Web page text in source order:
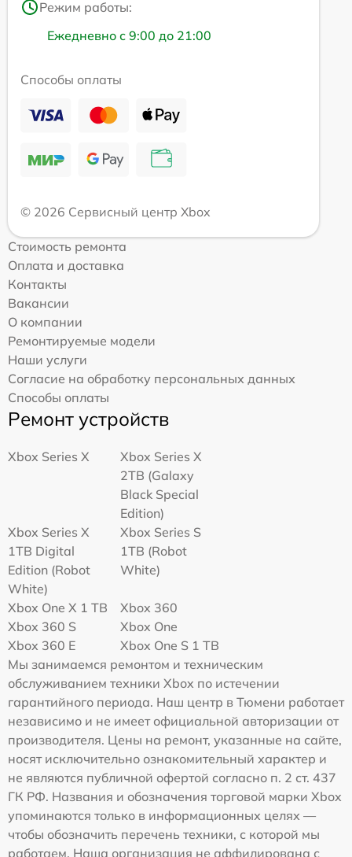
Режим работы:
Ежедневно с 9:00 до 21:00
Способы оплаты
© 2026 Сервисный центр Xbox
Стоимость ремонта
Оплата и доставка
Контакты
Вакансии
О компании
Ремонтируемые модели
Наши услуги
Согласие на обработку персональных данных
Способы оплаты
Ремонт устройств
Xbox Series X
Xbox Series X
2TB (Galaxy
Black Special
Edition)
Xbox Series X
1TB Digital
Edition (Robot
White)
Xbox Series S
1TB (Robot
White)
Xbox One X 1 TB
Xbox 360
Xbox 360 S
Xbox One
Xbox 360 E
Xbox One S 1 TB
Мы занимаемся ремонтом и техническим
обслуживанием техники Xbox по истечении
гарантийного периода. Наш центр в Тюмени работает
независимо и не имеет официальной авторизации от
производителя. Цены на ремонт, указанные на сайте,
носят исключительно ознакомительный характер и
не являются публичной офертой согласно п. 2 ст. 437
ГК РФ. Названия и обозначения торговой марки Xbox
упоминаются только в информационных целях —
чтобы обозначить перечень техники, с которой мы
работаем. Наша организация не аффилирована с